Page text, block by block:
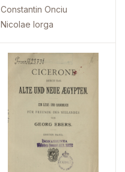
Constantin Onciu
Nicolae Iorga